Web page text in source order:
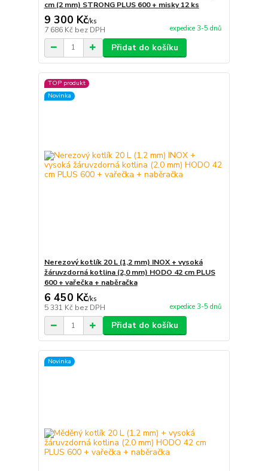
cm (2 mm) STRONG PLUS 600 + misky 12 ks
9 300 Kč/ks
7 686 Kč bez DPH expedice 3-5 dnů
Přidat do košíku
TOP produkt
Novinka
Nerezový kotlík 20 L (1,2 mm) INOX + vysoká
žáruvzdorná kotlina (2,0 mm) HODO 42 cm PLUS
600 + vařečka + naběračka
6 450 Kč/ks
5 331 Kč bez DPH expedice 3-5 dnů
Přidat do košíku
Novinka